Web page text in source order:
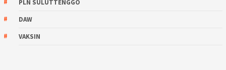
PLN SULUTTENGGO
DAW
VAKSIN